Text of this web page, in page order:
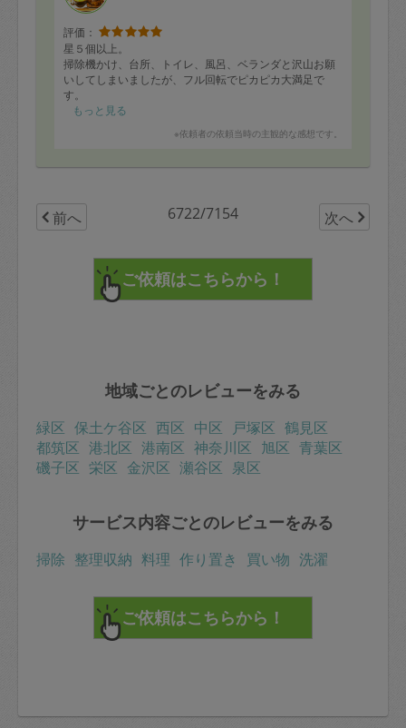
評価：
星５個以上。
掃除機かけ、台所、トイレ、風呂、ベランダと沢山お願
いしてしまいましたが、フル回転でピカピカ大満足で
す。
全く休むことなく完璧。
もっと見る
※依頼者の依頼当時の主観的な感想です。
前へ 6722/7154 次へ
地域ごとのレビューをみる
緑区 保土ケ谷区 西区 中区 戸塚区 鶴見区
都筑区 港北区 港南区 神奈川区 旭区 青葉区
磯子区 栄区 金沢区 瀬谷区 泉区
サービス内容ごとのレビューをみる
掃除 整理収納 料理 作り置き 買い物 洗濯